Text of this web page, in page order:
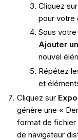
Cliquez sur
pour votre
Sous
Ajouter
nouvel
Répétez
et
Cliquez sur
génère une «
format de fichier
de navigateur